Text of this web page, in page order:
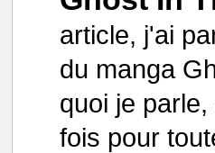
article, j'ai
du manga
quoi je
fois pour